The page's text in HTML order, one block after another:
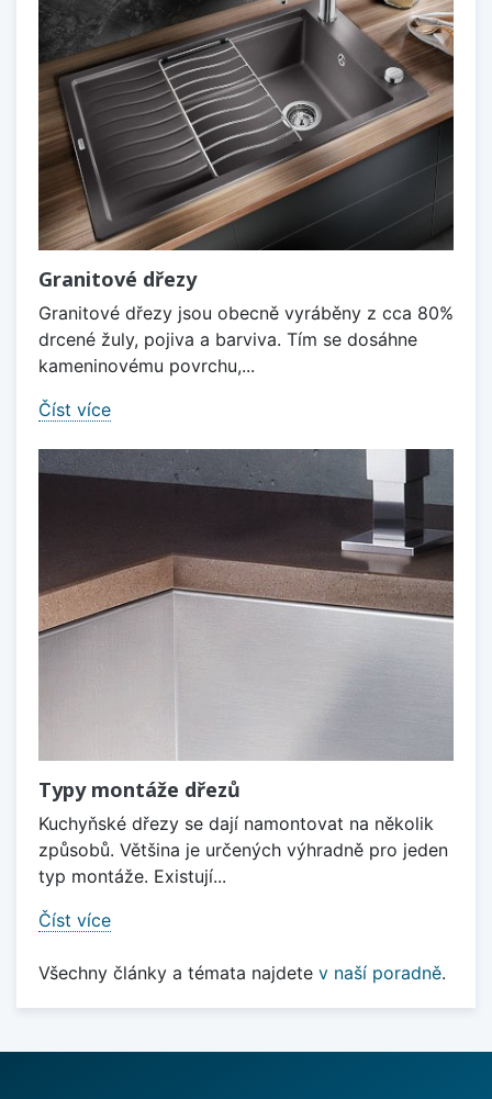
Granitové dřezy
Granitové dřezy jsou obecně vyráběny z cca 80%
drcené žuly, pojiva a barviva. Tím se dosáhne
kameninovému povrchu,...
Číst více
Typy montáže dřezů
Kuchyňské dřezy se dají namontovat na několik
způsobů. Většina je určených výhradně pro jeden
typ montáže. Existují...
Číst více
Všechny články a témata najdete v naší poradně.